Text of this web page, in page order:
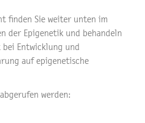
finden Sie weiter unten im
der Epigenetik und behandeln
bei Entwicklung und
auf epigenetische
werden: